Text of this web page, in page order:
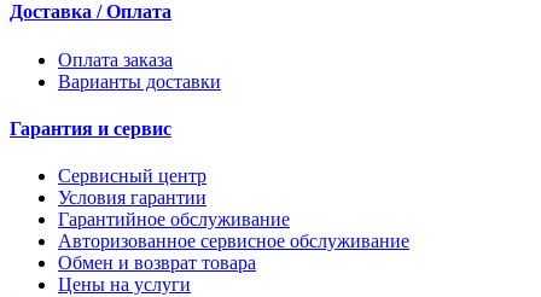
Доставка / Оплата
Оплата заказа
Варианты доставки
Гарантия и сервис
Сервисный центр
Условия гарантии
Гарантийное обслуживание
Авторизованное сервисное обслуживание
Обмен и возврат товара
Цены на услуги